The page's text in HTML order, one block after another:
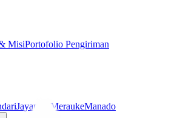
MisiPortofolio Pengiriman
Jayapura MeraukeManado